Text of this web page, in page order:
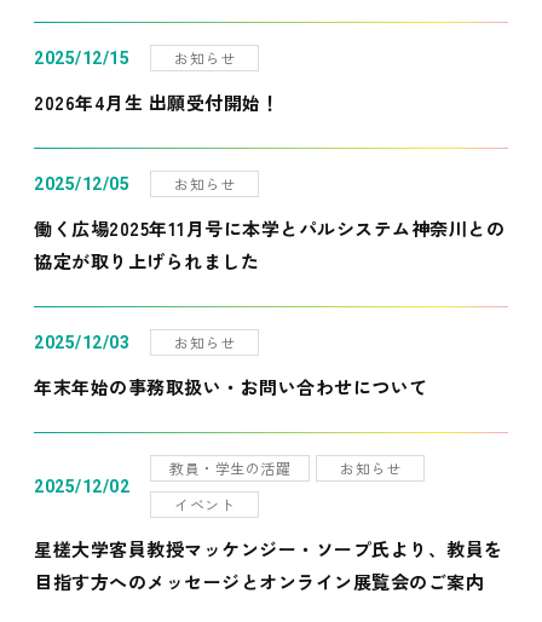
2025/12/15 お知らせ
2026年4月生 出願受付開始！
2025/12/05 お知らせ
働く広場2025年11月号に本学とパルシステム神奈川との
協定が取り上げられました
2025/12/03 お知らせ
年末年始の事務取扱い・お問い合わせについて
2025/12/02
教員・学生の活躍
お知らせ
イベント
星槎大学客員教授マッケンジー・ソープ氏より、教員を
目指す方へのメッセージとオンライン展覧会のご案内